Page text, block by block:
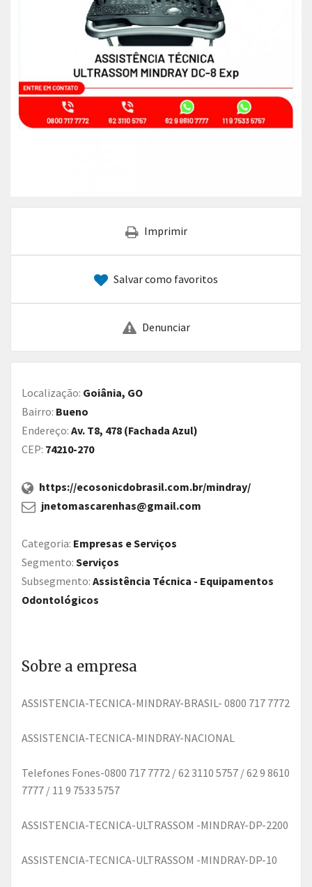
Imprimir
Salvar como favoritos
Denunciar
Localização: Goiânia, GO
Bairro: Bueno
Endereço: Av. T8, 478 (Fachada Azul)
CEP: 74210-270
https://ecosonicdobrasil.com.br/mindray/
jnetomascarenhas@gmail.com
Categoria: Empresas e Serviços
Segmento: Serviços
Subsegmento: Assistência Técnica - Equipamentos
Odontológicos
Sobre a empresa
ASSISTENCIA-TECNICA-MINDRAY-BRASIL- 0800 717 7772
ASSISTENCIA-TECNICA-MINDRAY-NACIONAL
Telefones Fones-0800 717 7772 / 62 3110 5757 / 62 9 8610
7777 / 11 9 7533 5757
ASSISTENCIA-TECNICA-ULTRASSOM -MINDRAY-DP-2200
ASSISTENCIA-TECNICA-ULTRASSOM -MINDRAY-DP-10